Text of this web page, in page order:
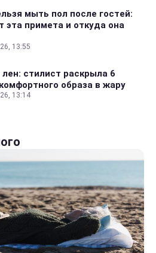
мыть пол после гостей:
эта примета и откуда она
13:55
стилист раскрыла 6
образа в жару
13:14